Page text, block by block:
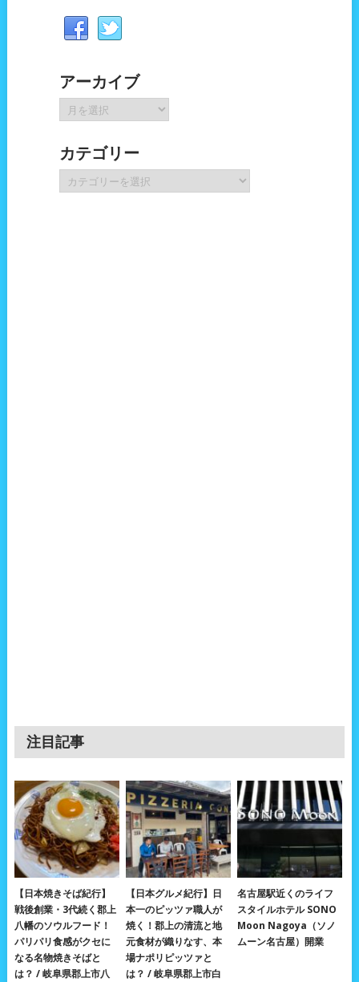
アーカイブ
ー
イ
ブ
カテゴリー
テ
注目記事
【日本焼きそば紀行】
戦後創業・3代続く郡上
八幡のソウルフード！
パリパリ食感がクセに
なる名物焼きそばと
は？ / 岐阜県郡上市八
【日本グルメ紀行】日
本一のピッツァ職人が
焼く！郡上の清流と地
元食材が織りなす、本
場ナポリピッツァと
は？ / 岐阜県郡上市白
名古屋駅近くのライフ
スタイルホテル SONO
Moon Nagoya（ソノ
ムーン名古屋）開業